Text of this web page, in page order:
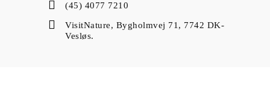
(45) 4077 7210
VisitNature, Bygholmvej 71, 7742 DK-
Vesløs.